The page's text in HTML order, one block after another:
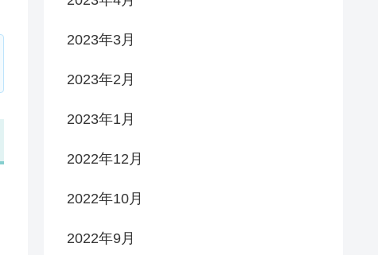
2023年3月
2023年2月
2023年1月
2022年12月
2022年10月
2022年9月